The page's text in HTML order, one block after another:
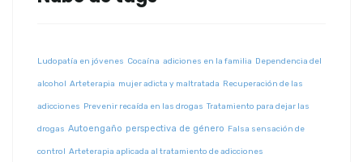
Ludopatía en jóvenes Cocaína adiciones en la familia Dependencia del
alcohol Arteterapia mujer adicta y maltratada Recuperación de las
adicciones Prevenir recaída en las drogas Tratamiento para dejar las
drogas Autoengaño perspectiva de género Falsa sensación de
control Arteterapia aplicada al tratamiento de adicciones